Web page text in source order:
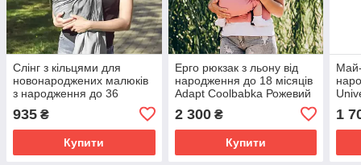
Слінг з кільцями для
новонароджених малюків
з народження до 36
місяців Coolbabka Сірий
935 ₴
Купити
Ерго рюкзак з льону від
народження до 18 місяців
Adapt Coolbabka Рожевий
2 300₴
Купити
Май-
1